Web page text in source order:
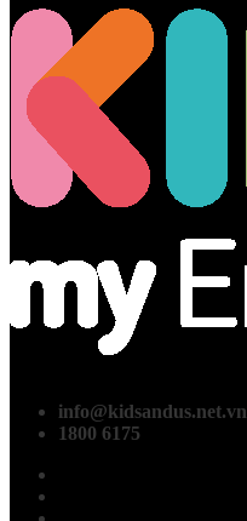
info@kidsandus.net.vn
1800 6175